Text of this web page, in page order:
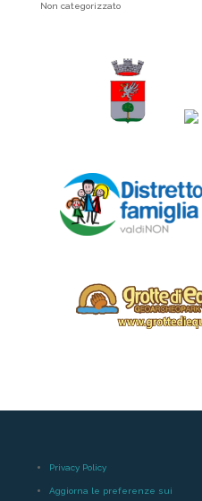
Non categorizzato
Privacy Policy
Aggiorna le preferenze sui